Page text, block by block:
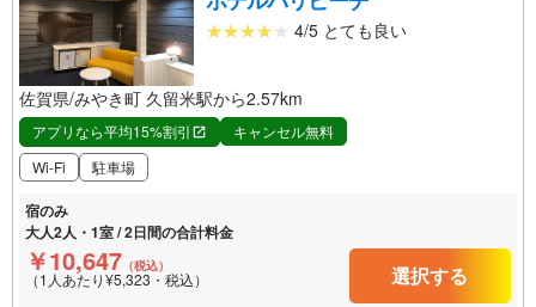
4/5 とても良い
佐賀県/みやき町 久留米駅から2.57km
アプリなら平均15%割引
キャンセル無料
Wi-Fi
駐車場
宿のみ
大人2人・1室 / 2日間の合計料金
￥10,647 （税込）
（1人あたり¥5,323・税込） 選択する